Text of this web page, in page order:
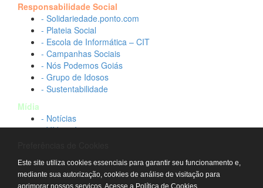
Responsabilidade Social
- Solidariedade.ponto.com
- Plateia Social
- Escola de Informática – CIT
- Campanhas Sociais
- Nós Podemos Goiás
- Grupo de Idosos
- Sustentabilidade
Mídia
- Notícias
- Vídeos Institucionais
Contato
- Fale conosco
- Trabalhe conosco
Este site utiliza cookies essenciais para garantir seu funcionamento e,
mediante sua autorização, cookies de análise de visitação para
aprimorar nossos serviços. Acesse a Política de Cookies.